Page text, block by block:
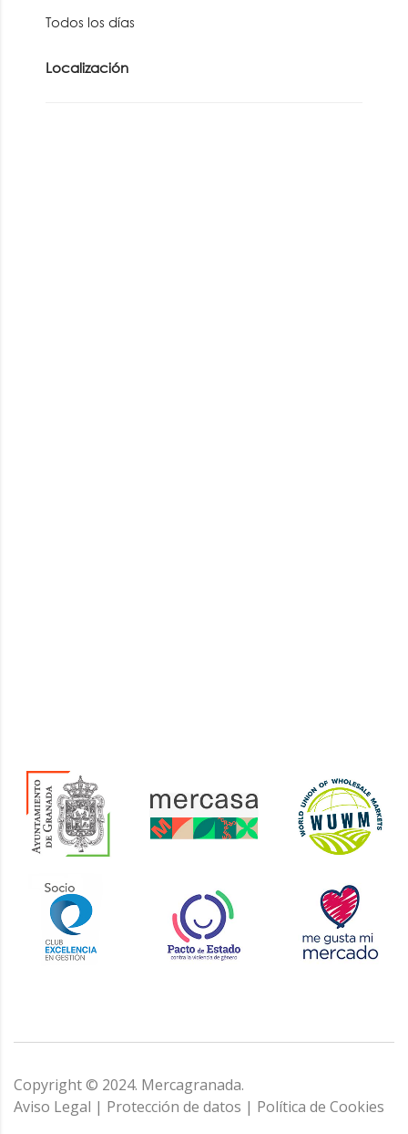
Todos los días
Localización
Copyright © 2024. Mercagranada.
Aviso Legal | Protección de datos | Política de Cookies